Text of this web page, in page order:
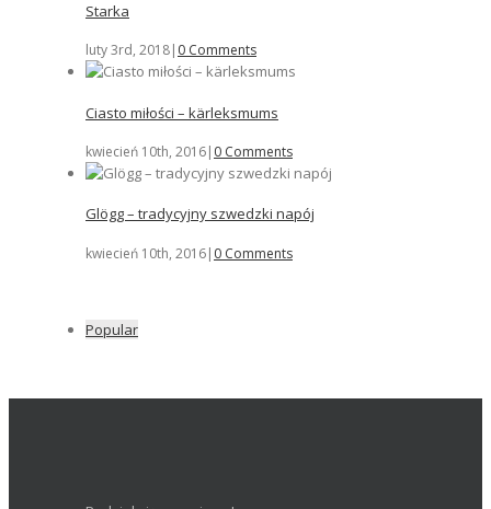
Starka
luty 3rd, 2018| 0 Comments
Ciasto miłości – kärleksmums
kwiecień 10th, 2016| 0 Comments
Glögg – tradycyjny szwedzki napój
kwiecień 10th, 2016| 0 Comments
Popular